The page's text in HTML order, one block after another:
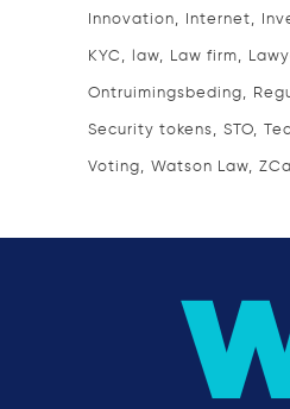
Innovation Internet
KYC law Law firm
Ontruimingsbeding
Security tokens STO
Voting Watson Law